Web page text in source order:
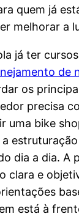
quem já
melhorar a
já ter
de
os
precisa
uma bike
dia a dia. A
clara e
está à